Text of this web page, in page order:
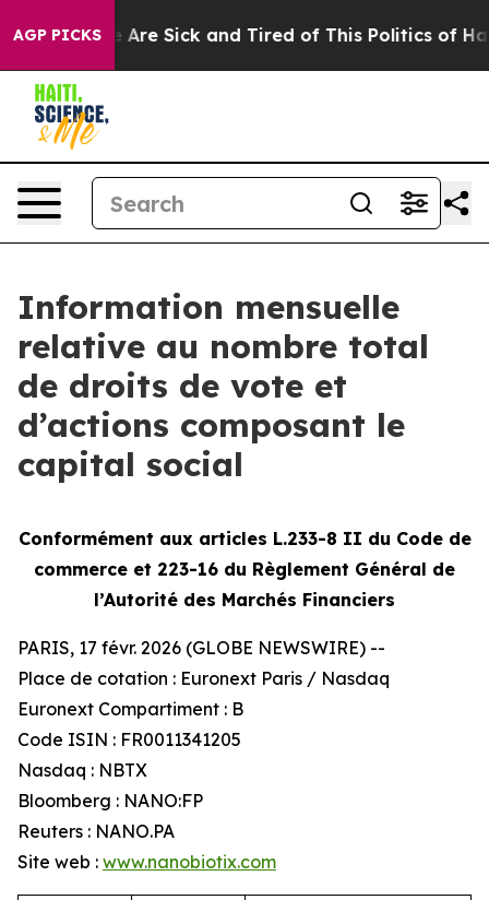
AGP PICKS
“People Are Sick and Tired of This Politics of
Information mensuelle
relative au nombre total
de droits de vote et
d’actions composant le
capital social
Conformément aux articles L.233-8 II du Code de
commerce et 223-16 du Règlement Général de
l’Autorité des Marchés Financiers
PARIS, 17 févr. 2026 (GLOBE NEWSWIRE) --
Place de cotation : Euronext Paris / Nasdaq
Euronext Compartiment : B
Code ISIN : FR0011341205
Nasdaq : NBTX
Bloomberg : NANO:FP
Reuters : NANO.PA
Site web : www.nanobiotix.com